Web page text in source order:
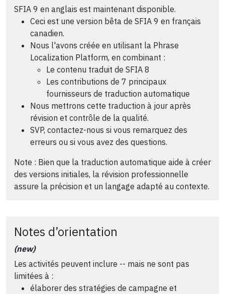
SFIA 9 en anglais est maintenant disponible.
Ceci est une version bêta de SFIA 9 en français
canadien.
Nous l'avons créée en utilisant la Phrase
Localization Platform, en combinant :
Le contenu traduit de SFIA 8
Les contributions de 7 principaux
fournisseurs de traduction automatique
Nous mettrons cette traduction à jour après
révision et contrôle de la qualité.
SVP, contactez-nous si vous remarquez des
erreurs ou si vous avez des questions.
Note : Bien que la traduction automatique aide à créer
des versions initiales, la révision professionnelle
assure la précision et un langage adapté au contexte.
Notes d’orientation
(new)
Les activités peuvent inclure -- mais ne sont pas
limitées à :
élaborer des stratégies de campagne et